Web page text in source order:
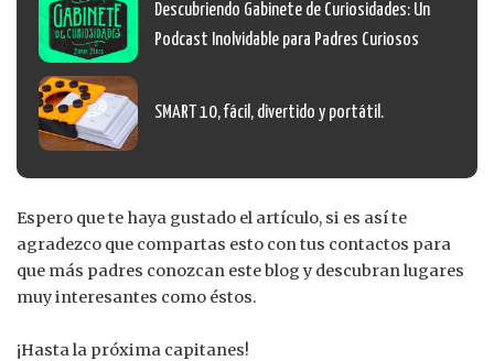
Descubriendo Gabinete de Curiosidades: Un
Podcast Inolvidable para Padres Curiosos
SMART 10, fácil, divertido y portátil.
Espero que te haya gustado el artículo, si es así te
agradezco que compartas esto con tus contactos para
que más padres conozcan este blog y descubran lugares
muy interesantes como éstos.
¡Hasta la próxima capitanes!